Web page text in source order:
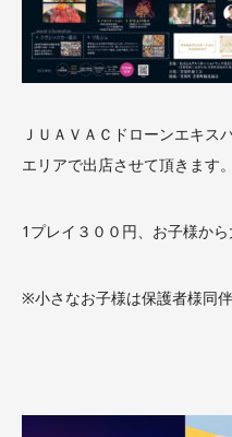
ＪＵＡＶＡＣドローンエキス
エリアで出店させて頂きます。
1プレイ３００円、お子様か
※小さなお子様は保護者様同伴